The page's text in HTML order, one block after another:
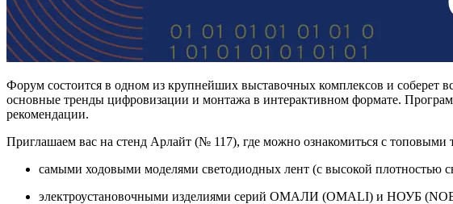
Форум состоится в одном из крупнейших выставочных комплексов и
основные тренды цифровизации и монтажа в интерактивном формате.
рекомендации.
Приглашаем вас на стенд Арлайт (№ 117), где можно ознакомиться с топовыми
самыми ходовыми моделями светодиодных лент (с высокой
электроустановочными изделиями серий ОМАЛИ (OMALI) и НОУБ